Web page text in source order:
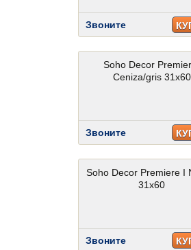
Звоните
Soho Decor
Ceniza/gris 31x60
Звоните
Soho Decor Premiere I
31x60
Звоните